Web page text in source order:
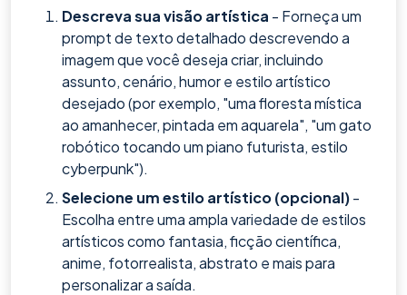
Descreva sua visão artística - Forneça um
prompt de texto detalhado descrevendo a
imagem que você deseja criar, incluindo
assunto, cenário, humor e estilo artístico
desejado (por exemplo, "uma floresta mística
ao amanhecer, pintada em aquarela", "um gato
robótico tocando um piano futurista, estilo
cyberpunk").
Selecione um estilo artístico (opcional)-
Escolha entre uma ampla variedade de estilos
artísticos como fantasia, ficção científica,
anime, fotorrealista, abstrato e mais para
personalizar a saída.